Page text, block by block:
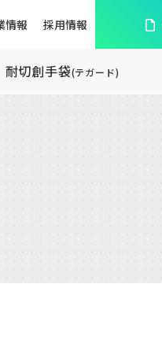
情報 採用情報
耐切創手袋(テガード)